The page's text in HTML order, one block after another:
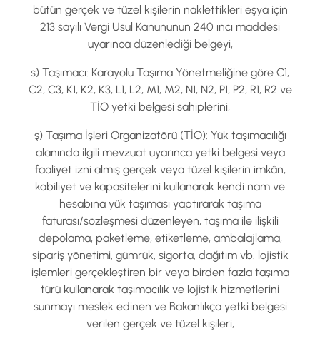
bütün gerçek ve tüzel kişilerin naklettikleri eşya için
213 sayılı Vergi Usul Kanununun 240 ıncı maddesi
uyarınca düzenlediği belgeyi,
s) Taşımacı: Karayolu Taşıma Yönetmeliğine göre C1,
C2, C3, K1, K2, K3, L1, L2, M1, M2, N1, N2, P1, P2, R1, R2 ve
TİO yetki belgesi sahiplerini,
ş) Taşıma İşleri Organizatörü (TİO): Yük taşımacılığı
alanında ilgili mevzuat uyarınca yetki belgesi veya
faaliyet izni almış gerçek veya tüzel kişilerin imkân,
kabiliyet ve kapasitelerini kullanarak kendi nam ve
hesabına yük taşıması yaptırarak taşıma
faturası/sözleşmesi düzenleyen, taşıma ile ilişkili
depolama, paketleme, etiketleme, ambalajlama,
sipariş yönetimi, gümrük, sigorta, dağıtım vb. lojistik
işlemleri gerçekleştiren bir veya birden fazla taşıma
türü kullanarak taşımacılık ve lojistik hizmetlerini
sunmayı meslek edinen ve Bakanlıkça yetki belgesi
verilen gerçek ve tüzel kişileri,